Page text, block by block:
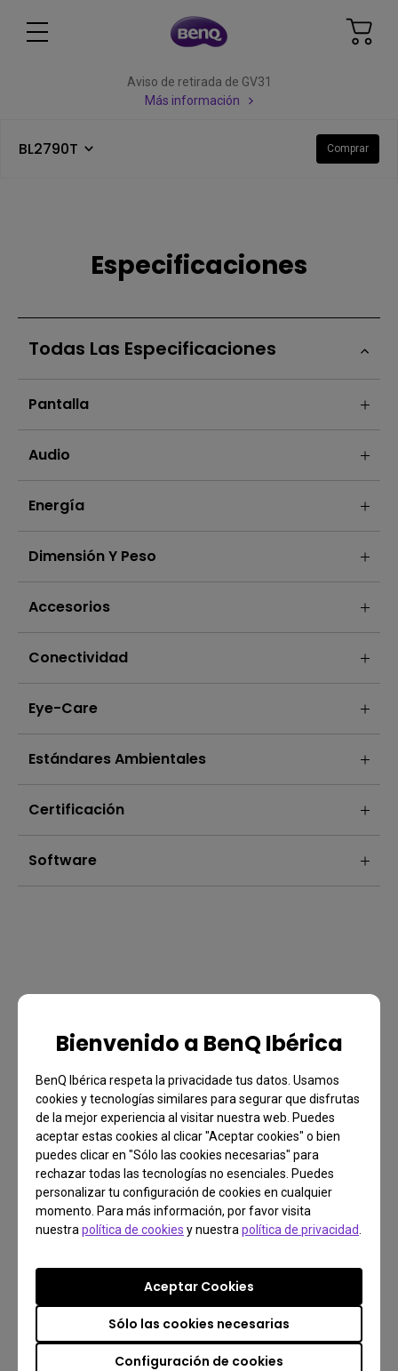
Bienvenido a BenQ Ibérica
BenQ Ibérica respeta la privacidade tus datos. Usamos
cookies y tecnologías similares para segurar que disfrutas
de la mejor experiencia al visitar nuestra web. Puedes
aceptar estas cookies al clicar "Aceptar cookies" o bien
puedes clicar en "Sólo las cookies necesarias" para
rechazar todas las tecnologías no esenciales. Puedes
personalizar tu configuración de cookies en cualquier
momento. Para más información, por favor visita
nuestra política de cookies y nuestra política de privacidad
Configuración de cookies
Sólo las cookies necesarias
Aceptar Cookies
Aviso de retirada de GV31
Más información
BL2790T Comprar
Especificaciones
Todas Las Especificaciones
Pantalla
Audio
Energía
Dimensión Y Peso
Accesorios
Conectividad
Eye-Care
Estándares Ambientales
Certificación
Software
Preguntas Frecuentes
¿Tienes una consulta?
Lee la respuesta
Saber más